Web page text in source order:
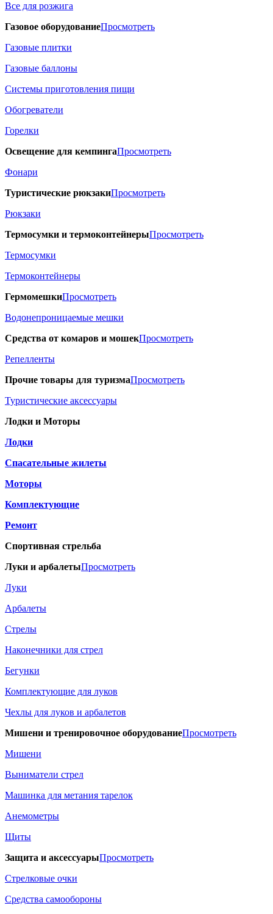
Все для розжига
Газовое оборудованиеПросмотреть
Газовые плитки
Газовые баллоны
Системы приготовления пищи
Обогреватели
Горелки
Освещение для кемпингаПросмотреть
Фонари
Туристические рюкзакиПросмотреть
Рюкзаки
Термосумки и термоконтейнерыПросмотреть
Термосумки
Термоконтейнеры
ГермомешкиПросмотреть
Водонепроницаемые мешки
Средства от комаров и мошекПросмотреть
Репелленты
Прочие товары для туризмаПросмотреть
Туристические аксессуары
Лодки и Моторы
Лодки
Спасательные жилеты
Моторы
Комплектующие
Ремонт
Спортивная стрельба
Луки и арбалетыПросмотреть
Луки
Арбалеты
Стрелы
Наконечники для стрел
Бегунки
Комплектующие для луков
Чехлы для луков и арбалетов
Мишени и тренировочное оборудованиеПросмотреть
Мишени
Выниматели стрел
Машинка для метания тарелок
Анемометры
Щиты
Защита и аксессуарыПросмотреть
Стрелковые очки
Средства самообороны